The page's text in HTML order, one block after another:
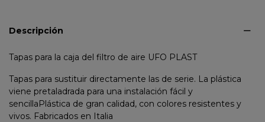
Descripción
Tapas para la caja del filtro de aire UFO PLAST
Tapas para sustituir directamente las de serie. La plástica
viene pretaladrada para una instalación fácil y
sencillaPlástica de gran calidad, con colores resistentes y
vivos. Fabricados en Italia